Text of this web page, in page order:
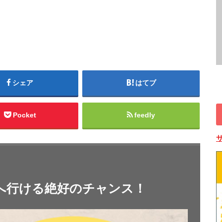
シェア はてブ
Pocket feedly
行ける絶好のチャンス！